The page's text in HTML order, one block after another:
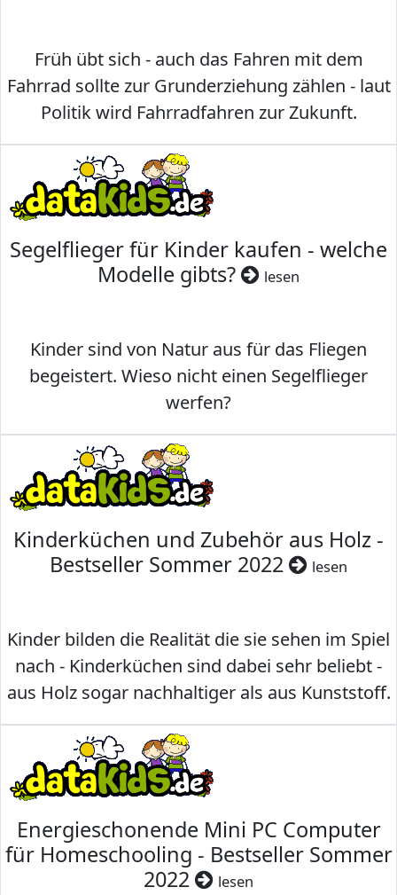
Früh übt sich - auch das Fahren mit dem
Fahrrad sollte zur Grunderziehung zählen - laut
Politik wird Fahrradfahren zur Zukunft.
Segelflieger für Kinder kaufen - welche
Modelle gibts?
lesen
Kinder sind von Natur aus für das Fliegen
begeistert. Wieso nicht einen Segelflieger
werfen?
Kinderküchen und Zubehör aus Holz -
Bestseller Sommer 2022
lesen
Kinder bilden die Realität die sie sehen im Spiel
nach - Kinderküchen sind dabei sehr beliebt -
aus Holz sogar nachhaltiger als aus Kunststoff.
Energieschonende Mini PC Computer
für Homeschooling - Bestseller Sommer
2022
lesen